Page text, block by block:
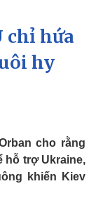
tiết
chỉ hứa
hy
cho rằng
hỗ trợ Ukraine,
khiến Kiev